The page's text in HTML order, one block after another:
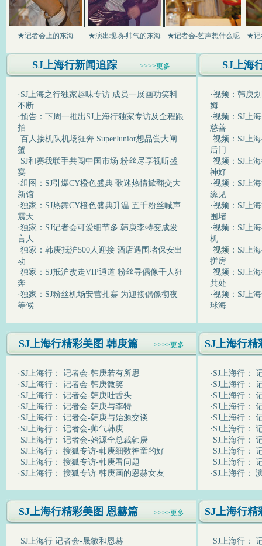
★记者会上的东海 ★演出现场-帅气的东海 ★记者会-艺声想什么呢 ★记
SJ上海行新闻追踪 >>>>更多 SJ上海
·SJ上海之行独家趣味专访 成员一展画功笑料
不断
·预告：下周一推出SJ上海行独家专访及全程跟
拍
·百人接机队机场狂奔 SuperJunior想品尝大闸
蟹
·SJ和赛我联手共闯中国市场 粉丝尽享视听盛
宴
·组图：SJ引爆CY橙色盛典 歌迷热情掀翻交大
新馆
·独家：SJ热舞CY橙色盛典升温 五千粉丝喊声
震天
·独家：SJ记者会可爱细节多 韩庚李特变成发
言人
·独家：韩庚抵沪500人迎接 酒店遇围堵保安出
动
·独家：SJ抵沪改走VIP通道 粉丝寻偶像千人狂
奔
·独家：SJ粉丝机场安营扎寨 为迎接偶像彻夜
等候
·视频：韩庚
姆
·视频：SJ上
慈善
·视频：SJ上
后门
·视频：SJ上
神好
·视频：SJ上
缘见
·视频：SJ上
围堵
·视频：SJ上
机
·视频： SJ上
拼房
·视频：SJ上
共处
·视频：SJ上
球海
SJ上海行精彩美图 韩庚篇 >>>>更多 SJ上海行精
·SJ上海行： 记者会-韩庚若有所思
·SJ上海行： 记者会-韩庚微笑
·SJ上海行： 记者会-韩庚吐舌头
·SJ上海行： 记者会-韩庚与李特
·SJ上海行： 记者会-韩庚与始源交谈
·SJ上海行： 记者会-帅气韩庚
·SJ上海行： 记者会-始源全总裁韩庚
·SJ上海行： 搜狐专访-韩庚细数神童的好
·SJ上海行： 搜狐专访-韩庚看问题
·SJ上海行： 搜狐专访-韩庚画的恩赫女友
·SJ上海行：
·SJ上海行：
·SJ上海行：
·SJ上海行：
·SJ上海行：
·SJ上海行：
·SJ上海行：
·SJ上海行：
·SJ上海行：
·SJ上海行：
SJ上海行精彩美图 恩赫篇 >>>>更多 SJ上海行精
·SJ上海行 记者会-晟敏和恩赫
·SJ上海行：